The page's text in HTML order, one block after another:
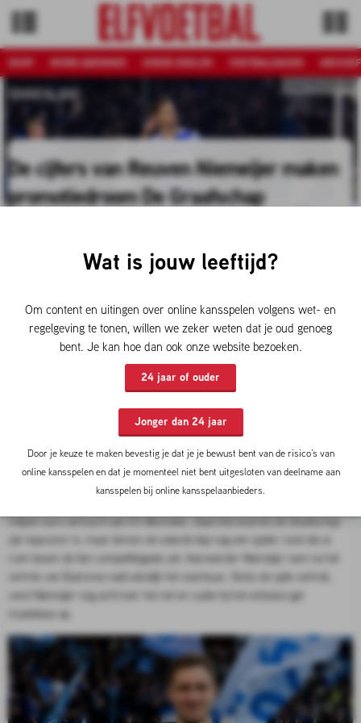
SHOP WORD ABONNEE GOEDE DOELEN VOETBALDAGEN ARCHIEF
BINNENLAND Foto: Pro Shots
De cijfers van Reuven Niemeijer maken
promotiedroom De Graafschap
Reuven Niemeijer beleeft bij De Graafschap het meest
productieve seizoen uit zijn carrière. De 31-jarige
twintig competitiedoelpunten doorbroken. Dankzij zijn
hattrick tegen Jong AZ van afgelopen weekend is
Niemeijer opgeklommen naar de tweede plaats op de
topscorerslijst van de Keuken Kampioen Divisie. Alleen FC
Emmen-spits Romano Postema staat nog boven hem, met
twee treffers meer.
08-04-2026 14:00 doorJulian Heijtbrink
De winterse transferperiode zorgde in Doetinchem voor het nodige
doelpuntenverlies. Spits Bouke Boersma, die op dat moment al twaalf keer
had gescoord in de Keuken Kampioen Divisie, werd voor iets meer dan een
miljoen euro verkocht aan KV Mechelen. Daarmee leverde De Graafschap
zijn topscorer in, maar binnen de selectie liep nog een speler rond die al
ruim boven de tien competitiegoals zat. Aanvoerder Niemeijer nam na het
vertrek van Boersma nadrukkelijk het voortouw. Sinds de spits vertrok,
vond Niemeijer nog acht keer het net en vulde hij het ontstane gat
moeiteloos op.
Wat is jouw leeftijd?
Om content en uitingen over online kansspelen volgens wet- en
regelgeving te tonen, willen we zeker weten dat je oud genoeg
bent. Je kan hoe dan ook onze website bezoeken.
24 jaar of ouder
Jonger dan 24 jaar
Door je keuze te maken bevestig je dat je je bewust bent van de risico’s van
online kansspelen en dat je momenteel niet bent uitgesloten van deelname aan
kansspelen bij online kansspelaanbieders.